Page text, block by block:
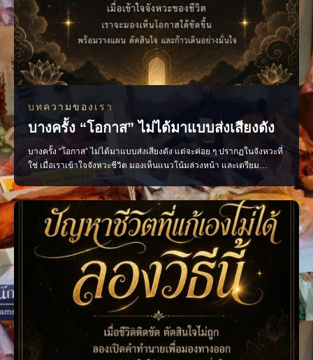
บทความของเรา
บางครั้ง “โอกาส” ไม่ได้มาแบบส่งเสียงดัง
บางครั้ง “โอกาส” ไม่ได้มาแบบส่งเสียงดัง แต่จะค่อย ๆ ปรากฏในจังหวะที่
ใช่ เมื่อเราเข้าใจจังหวะชีวิต มองเห็นแนวโน้มล่วงหน้า และเตรียม
ตัวอย่างมีสติ การตัดสินใจก็จะชัดเจนขึ้น พร้อมรับโอกาสใหม่ ๆ ด้วย
ความมั่นใจ เปิดมุมมองชีวิต ผ่านการทำนายและคำแนะนำที่ช่วยให้คุณ
วางแผนได้อย่างรอบคอบ ไสยะ ทำนาย ทายทัก เสน่ห